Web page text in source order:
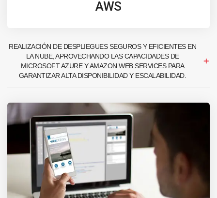
AWS
REALIZACIÓN DE DESPLIEGUES SEGUROS Y EFICIENTES EN
LA NUBE, APROVECHANDO LAS CAPACIDADES DE
MICROSOFT AZURE Y AMAZON WEB SERVICES PARA
GARANTIZAR ALTA DISPONIBILIDAD Y ESCALABILIDAD.